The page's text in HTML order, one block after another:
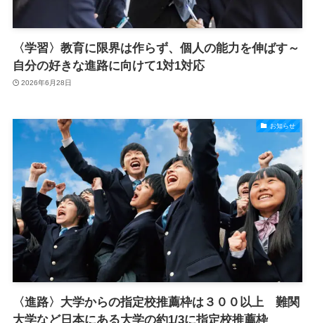
〈学習〉教育に限界は作らず、個人の能力を伸ばす～
自分の好きな進路に向けて1対1対応
2026年6月28日
お知らせ
〈進路〉大学からの指定校推薦枠は３００以上 難関
大学など日本にある大学の約1/3に指定校推薦枠